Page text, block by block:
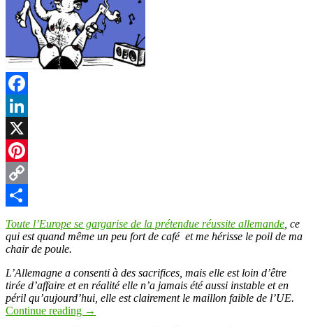
Facebook
LinkedIn
X
Pinterest
Copy
Link
Partager
Toute l’Europe se gargarise de la prétendue réussite allemande , ce
qui est quand même un peu fort de café et me hérisse le poil de ma
chair de poule.
L’Allemagne a consenti à des sacrifices, mais elle est loin d’être
tirée d’affaire et en réalité elle n’a jamais été aussi instable et en
péril qu’aujourd’hui, elle est clairement le maillon faible de l’UE.
Continue reading →